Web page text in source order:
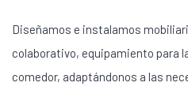
Diseñamos e instalamos
colaborativo, equipamiento para
comedor, adaptándonos a las